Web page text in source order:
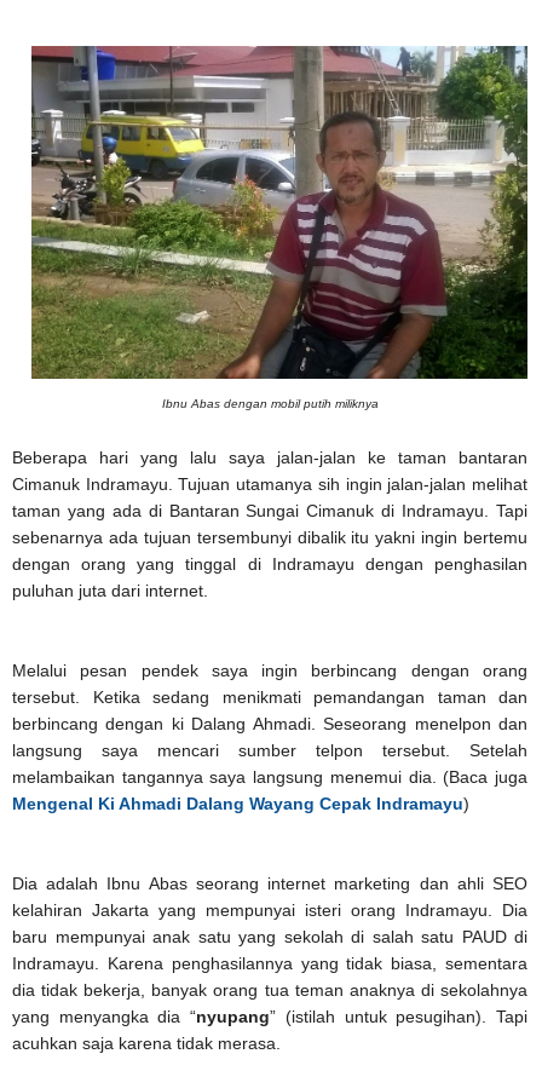
Ibnu Abas dengan mobil putih miliknya
Beberapa hari yang lalu saya jalan-jalan ke taman bantaran
Cimanuk Indramayu. Tujuan utamanya sih ingin jalan-jalan melihat
taman yang ada di Bantaran Sungai Cimanuk di Indramayu. Tapi
sebenarnya ada tujuan tersembunyi dibalik itu yakni ingin bertemu
dengan orang yang tinggal di Indramayu dengan penghasilan
puluhan juta dari internet.
Melalui pesan pendek saya ingin berbincang dengan orang
tersebut. Ketika sedang menikmati pemandangan taman dan
berbincang dengan ki Dalang Ahmadi. Seseorang menelpon dan
langsung saya mencari sumber telpon tersebut. Setelah
melambaikan tangannya saya langsung menemui dia. (Baca juga
Mengenal Ki Ahmadi Dalang Wayang Cepak Indramayu)
Dia adalah Ibnu Abas seorang internet marketing dan ahli SEO
kelahiran Jakarta yang mempunyai isteri orang Indramayu. Dia
baru mempunyai anak satu yang sekolah di salah satu PAUD di
Indramayu. Karena penghasilannya yang tidak biasa, sementara
dia tidak bekerja, banyak orang tua teman anaknya di sekolahnya
yang menyangka dia “nyupang” (istilah untuk pesugihan). Tapi
acuhkan saja karena tidak merasa.